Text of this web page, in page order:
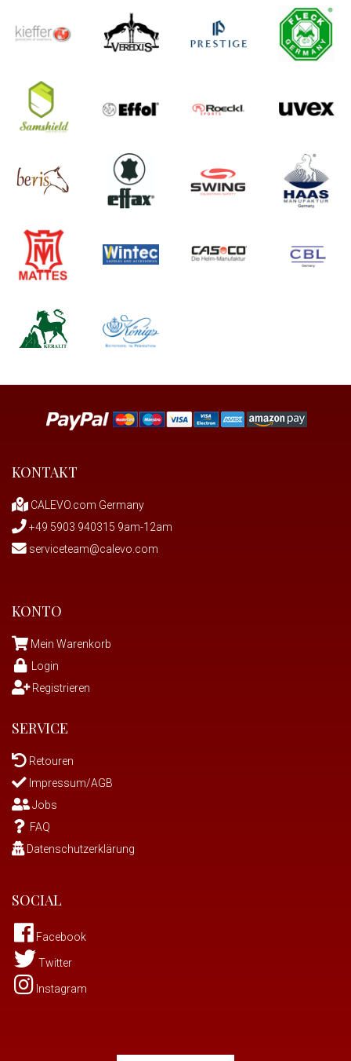
KONTAKT
CALEVO.com Germany
+49 5903 940315 9am-12am
serviceteam@calevo.com
KONTO
Mein Warenkorb
Login
Registrieren
SERVICE
Retouren
Impressum/AGB
Jobs
FAQ
Datenschutzerklärung
SOCIAL
Facebook
Twitter
Instagram